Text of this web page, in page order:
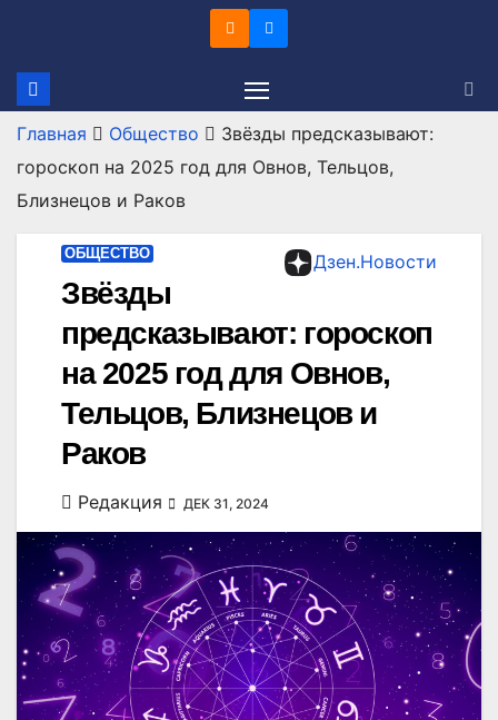
содержимому
Главная Общество
Звёзды предсказывают:
гороскоп на 2025 год для Овнов, Тельцов,
Близнецов и Раков
Дзен.Новости
ОБЩЕСТВО
Звёзды
предсказывают: гороскоп
на 2025 год для Овнов,
Тельцов, Близнецов и
Раков
Редакция ДЕК 31, 2024